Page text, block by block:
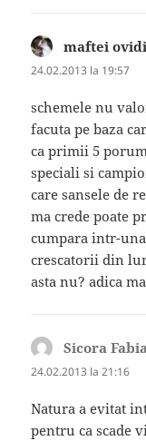
maftei
24.02.2013 la 19:57
schemele nu
facuta pe baza
ca primii 5
speciali si
care sansele de
ma crede poate
cumpara intr-
crescatorii din
asta nu? adica
Sicora
24.02.2013 la 21:16
Natura a evitat
pentru ca scade